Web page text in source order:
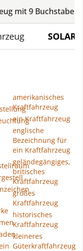
mit9 Buchstaben
amerikanisches
Kraftfahrzeug
ein Kraftfahrzeug
englische
Bezeichnung für
ein Kraftfahrzeug
geländegängiges,
britisches
Kraftfahrzeug
großes
Kraftfahrzeug
historisches
Kraftfahrzeug
kleineres
Güterkraftfahrzeug